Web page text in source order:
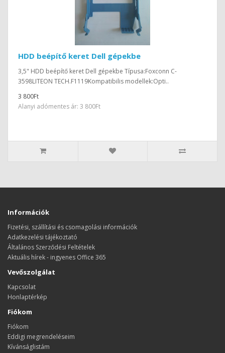
HDD beépítő keret Dell gépekbe
3,5" HDD beépítő keret Dell gépekbe Típusa:Foxconn C-
3598LITEON TECH.F1119Kompatibilis modellek:Opti..
3 800Ft
Alanyi adómentes ár: 3 800Ft
Információk
Fizetési, szállítási és csomagolási információk
Adatkezelési tájékoztató
Általános Szerződési Feltételek
Aktuális hírek - ingyenes Office 365
Vevőszolgálat
Kapcsolat
Honlaptérkép
Fiókom
Fiókom
Eddigi megrendeléseim
Kívánságlistám